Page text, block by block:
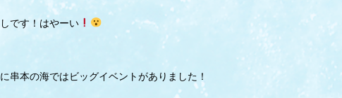
です！はやーい
串本の海ではビッグイベントがありました！